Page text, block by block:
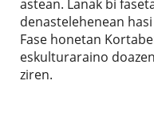
astean. Lanak bi
denastelehenean
Fase honetan
eskulturaraino
ziren.